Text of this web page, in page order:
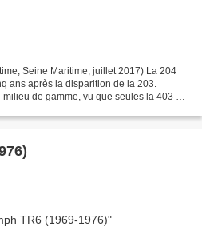
Seine Maritime, juillet 2017) La 204
ans après la disparition de la 203.
de gamme, vu que seules la 403 et